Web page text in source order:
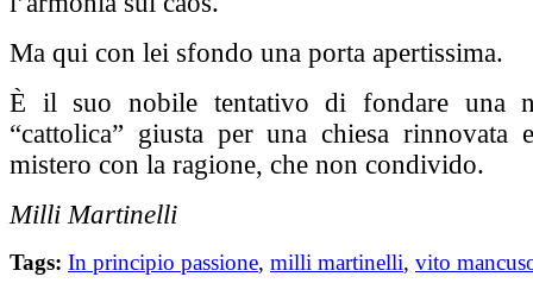
Ma qui con lei sfondo una porta apertissima.
È il suo nobile tentativo di fondare una
“cattolica” giusta per una chiesa
mistero con la ragione, che non condivido.
Milli Martinelli
Tags: In principio passione, milli martinelli, vito